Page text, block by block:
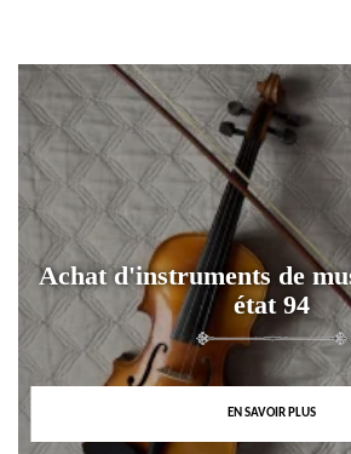
Achat d'instruments de
état 94
EN SAVOIR PLUS